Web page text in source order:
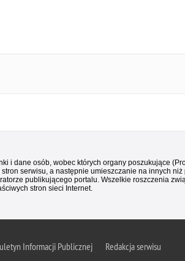
i dane osób, wobec których organy poszukujące
serwisu, a następnie umieszczanie na innych
publikującego portalu. Wszelkie roszczenia
stron sieci Internet.
Informacji Publicznej Redakcja serwisu